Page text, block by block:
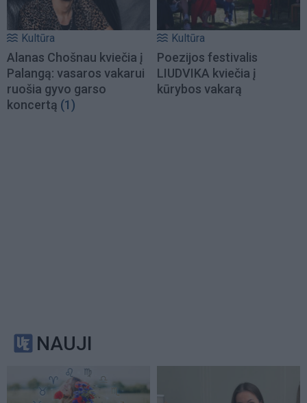
Kultūra
Alanas Chošnau kviečia į
Palangą: vasaros vakarui
ruošia gyvo garso
koncertą (1)
Kultūra
Poezijos festivalis
LIUDVIKA kviečia į
kūrybos vakarą
NAUJI